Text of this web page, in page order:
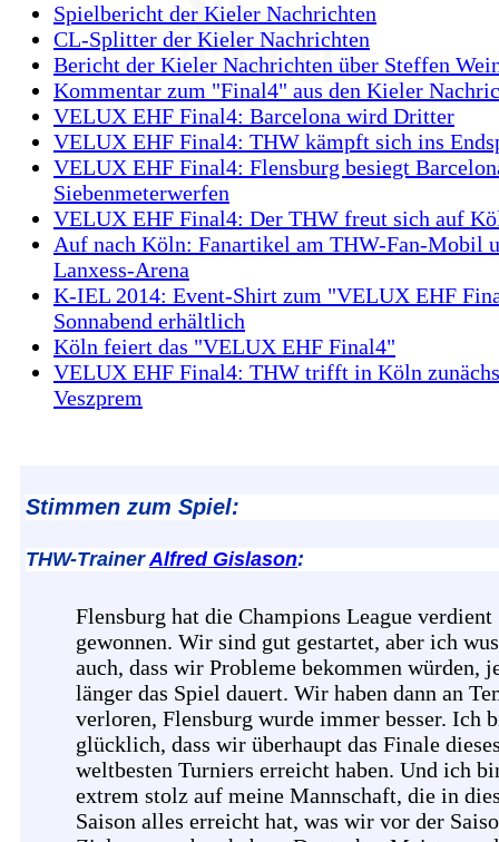
Spielbericht der Kieler Nachrichten
CL-Splitter der Kieler Nachrichten
Bericht der Kieler Nachrichten über Steffen
Kommentar zum "Final4" aus den Kieler
VELUX EHF Final4: Barcelona wird Dritter
VELUX EHF Final4: THW kämpft sich ins
VELUX EHF Final4: Flensburg besiegt
Siebenmeterwerfen
VELUX EHF Final4: Der THW freut sich auf
Auf nach Köln: Fanartikel am THW-Fan-Mobil
Lanxess-Arena
K-IEL 2014: Event-Shirt zum "VELUX EHF
Sonnabend erhältlich
Köln feiert das "VELUX EHF Final4"
VELUX EHF Final4: THW trifft in Köln
Veszprem
Stimmen zum Spiel:
THW-TrainerAlfred Gislason:
Flensburg hat die Champions League verdient
gewonnen. Wir sind gut gestartet, aber ich
auch, dass wir Probleme bekommen würden,
länger das Spiel dauert. Wir haben dann an
verloren, Flensburg wurde immer besser. Ich
glücklich, dass wir überhaupt das Finale
weltbesten Turniers erreicht haben. Und ich
extrem stolz auf meine Mannschaft, die in
Saison alles erreicht hat, was wir vor der